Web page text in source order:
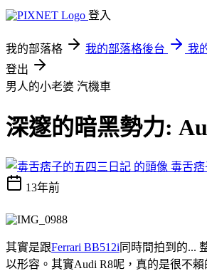
登入
我的部落格 我的部落格後台
我
登出
男人的小老婆 汽機車
深邃的暗黑勢力:
毒舌
13年前
其實是跟Ferrari BB512i 同時間拍到的...
以形容。其實Audi R8呢，真的是很不